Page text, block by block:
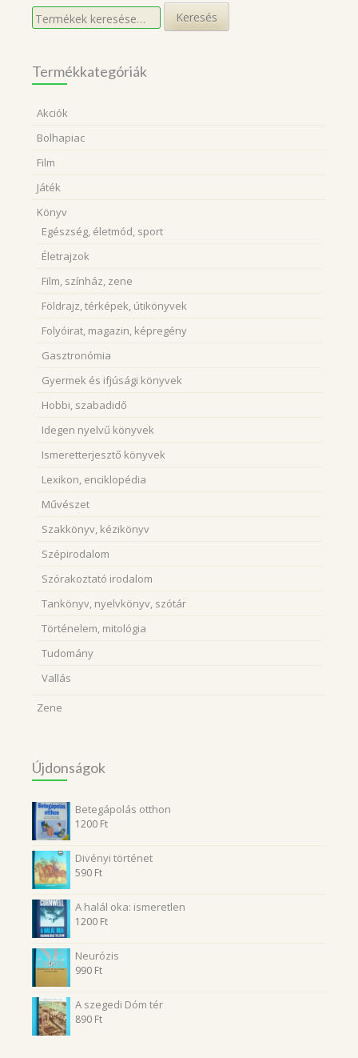
Keresés
a
Keresés
Termékkategóriák
Akciók
Bolhapiac
Film
Játék
Könyv
Egészség, életmód, sport
Életrajzok
Film, színház, zene
Földrajz, térképek, útikönyvek
Folyóirat, magazin, képregény
Gasztronómia
Gyermek és ifjúsági könyvek
Hobbi, szabadidő
Idegen nyelvű könyvek
Ismeretterjesztő könyvek
Lexikon, enciklopédia
Művészet
Szakkönyv, kézikönyv
Szépirodalom
Szórakoztató irodalom
Tankönyv, nyelvkönyv, szótár
Történelem, mitológia
Tudomány
Vallás
Zene
Újdonságok
Betegápolás otthon
1200 Ft
Divényi történet
590 Ft
A halál oka: ismeretlen
1200 Ft
Neurózis
990 Ft
A szegedi Dóm tér
890 Ft